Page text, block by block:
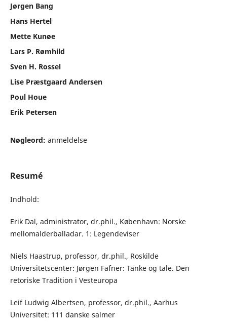
Jørgen Bang
Hans Hertel
Mette Kunøe
Lars P. Rømhild
Sven H. Rossel
Lise Præstgaard Andersen
Poul Houe
Erik Petersen
Nøgleord: anmeldelse
Resumé
Indhold:
Erik Dal, administrator, dr.phil., København: Norske
mellomalderballadar. 1: Legendeviser
Niels Haastrup, professor, dr.phil., Roskilde
Universitetscenter: Jørgen Fafner: Tanke og tale. Den
retoriske Tradition i Vesteuropa
Leif Ludwig Albertsen, professor, dr.phil., Aarhus
Universitet: 111 danske salmer